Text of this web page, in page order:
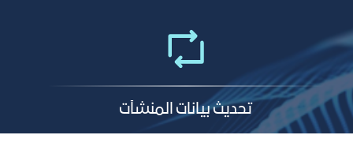
تحديث بيانات المنشآت